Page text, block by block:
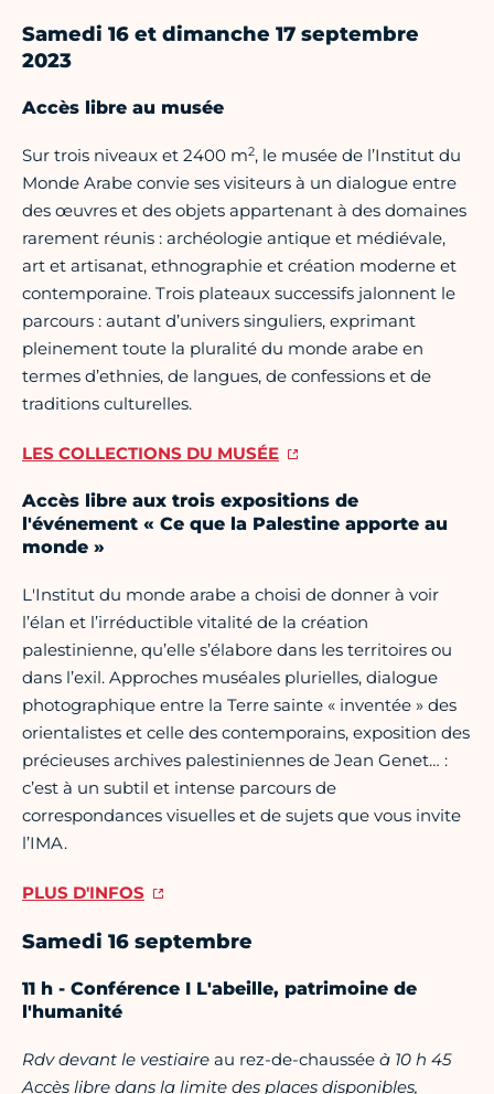
Samedi 16 et dimanche 17 septembre
2023
Accès libre au musée
Sur trois niveaux et 2400 m2, le musée de l’Institut du
Monde Arabe convie ses visiteurs à un dialogue entre
des œuvres et des objets appartenant à des domaines
rarement réunis : archéologie antique et médiévale,
art et artisanat, ethnographie et création moderne et
contemporaine. Trois plateaux successifs jalonnent le
parcours : autant d’univers singuliers, exprimant
pleinement toute la pluralité du monde arabe en
termes d’ethnies, de langues, de confessions et de
traditions culturelles.
LES COLLECTIONS DU MUSÉE
Accès libre aux trois expositions de
l'événement « Ce que la Palestine apporte au
monde »
L'Institut du monde arabe a choisi de donner à voir
l’élan et l’irréductible vitalité de la création
palestinienne, qu’elle s’élabore dans les territoires ou
dans l’exil. Approches muséales plurielles, dialogue
photographique entre la Terre sainte « inventée » des
orientalistes et celle des contemporains, exposition des
précieuses archives palestiniennes de Jean Genet… :
c’est à un subtil et intense parcours de
correspondances visuelles et de sujets que vous invite
l’IMA.
PLUS D'INFOS
Samedi 16 septembre
11 h - Conférence I L'abeille, patrimoine de
l'humanité
Rdv devant le vestiaire au rez-de-chaussée à 10 h 45
Accès libre dans la limite des places disponibles,